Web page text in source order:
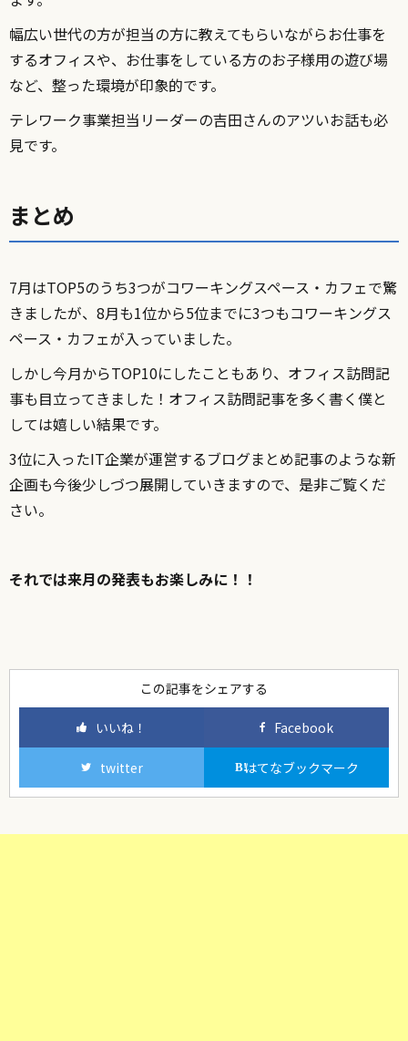
幅広い世代の方が担当の方に教えてもらいながらお仕事を
するオフィスや、お仕事をしている方のお子様用の遊び場
など、整った環境が印象的です。
テレワーク事業担当リーダーの吉田さんのアツいお話も必
見です。
まとめ
7月はTOP5のうち3つがコワーキングスペース・カフェで驚
きましたが、8月も1位から5位までに3つもコワーキングス
ペース・カフェが入っていました。
しかし今月からTOP10にしたこともあり、オフィス訪問記
事も目立ってきました！オフィス訪問記事を多く書く僕と
しては嬉しい結果です。
3位に入ったIT企業が運営するブログまとめ記事のような新
企画も今後少しづつ展開していきますので、是非ご覧くだ
さい。
それでは来月の発表もお楽しみに！！
この記事をシェアする